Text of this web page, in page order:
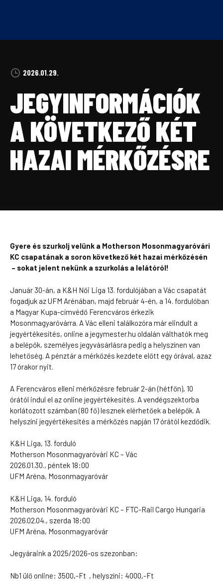
2026.01.29.
JEGYINFORMÁCIÓK
A KÖVETKEZŐ KÉT
HAZAI MÉRKŐZÉSRE
Gyere és szurkolj velünk a Motherson Mosonmagyaróvári
KC csapatának a soron következő két hazai mérkőzésén
– sokat jelent nekünk a szurkolás a lelátóról!
Január 30-án, a K&H Női Liga 13. fordulójában a Vác csapatát
fogadjuk az UFM Arénában, majd február 4-én, a 14. fordulóban
a Magyar Kupa-címvédő Ferencváros érkezik
Mosonmagyaróvárra. A Vác elleni találkozóra már elindult a
jegyértékesítés, online a jegymester.hu oldalán válthatók meg
a belépők, személyes jegyvásárlásra pedig a helyszínen van
lehetőség. A pénztár a mérkőzés kezdete előtt egy órával, azaz
17 órakor nyit.
A Ferencváros elleni mérkőzésre február 2-án (hétfőn), 10
órától indul el az online jegyértékesítés. A vendégszektorba
korlátozott számban (80 fő) lesznek elérhetőek a belépők. A
helyszíni jegyértékesítés a mérkőzés napján 17 órától kezdődik.
K&H Liga, 13. forduló
Motherson Mosonmagyaróvári KC – Vác
2026.01.30., péntek 18:00
UFM Aréna, Mosonmagyaróvár
K&H Liga, 14. forduló
Motherson Mosonmagyaróvári KC – FTC-Rail Cargo Hungaria
2026.02.04., szerda 18:00
UFM Aréna, Mosonmagyaróvár
Jegyáraink a 2025/2026-os szezonban:
Nb1 ülő online: 3500,-Ft , helyszíni: 4000,-Ft